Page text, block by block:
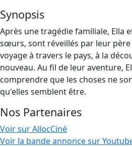
Synopsis
Après une tragédie familiale, Ella
sœurs, sont réveillés par leur
voyage à travers le pays, à la
nouveau. Au fil de leur aventure,
comprendre que les choses ne
qu'elles semblent être.
Nos Partenaires
Voir sur AllocCiné
Voir la bande annonce sur